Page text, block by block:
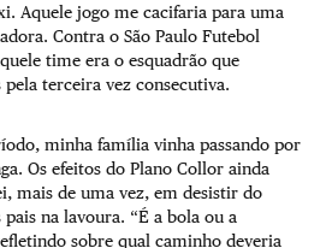
Aquele jogo me cacifaria para uma
Contra o São Paulo Futebol
time era o esquadrão que
terceira vez consecutiva.
minha família vinha passando por
Os efeitos do Plano Collor ainda
mais de uma vez, em desistir do
na lavoura. “É a bola ou a
sobre qual caminho deveria